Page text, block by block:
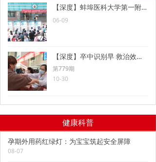
健康科普
孕期外用药红绿灯：为宝宝筑起安全屏障
08-07
【深度】蚌埠医科大学第一附属医院 为人民健康筑牢坚实防线
06-09
【深度】卒中识别早 救治效果好
第779期
10-30